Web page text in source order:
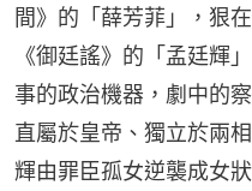
間》的「薛芳菲」，狠
《御廷謠》的「孟廷輝
事的政治機器，劇中的
直屬於皇帝、獨立於兩
輝由罪臣孤女逆襲成女